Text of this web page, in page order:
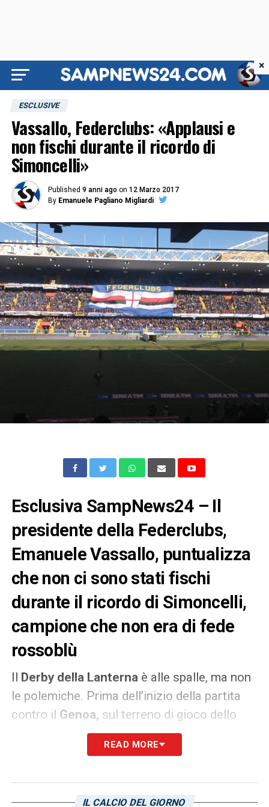
ESCLUSIVE
Vassallo, Federclubs: «Applausi e
non fischi durante il ricordo di
Simoncelli»
Published 9 anni ago on 12 Marzo 2017
By Emanuele Pagliano Migliardi
Esclusiva SampNews24 – Il
presidente della Federclubs,
Emanuele Vassallo, puntualizza
che non ci sono stati fischi
durante il ricordo di Simoncelli,
campione che non era di fede
rossoblù
Il Derby della Lanternaè alle spalle, ma non
le polemiche. Prima dell’inizio della partita
contro il Genoa, sul terreno di gioco dello
stadio Luigi Ferraris, c’è stato spazio anche
per il ricordo del grande MarcoSimoncelli,
READ MORE
IL CALCIO DEL GIORNO
×